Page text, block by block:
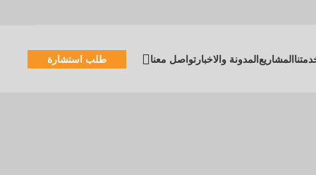
المشاريعالمدونة والاخبارتواصل معنا طلب استشارة